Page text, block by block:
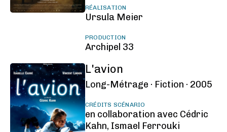
RÉALISATION
Ursula Meier
PRODUCTION
Archipel 33
L'avion
Long-Métrage · Fiction · 2005
CRÉDITS SCÉNARIO
en collaboration avec Cédric
Kahn, Ismael Ferrouki